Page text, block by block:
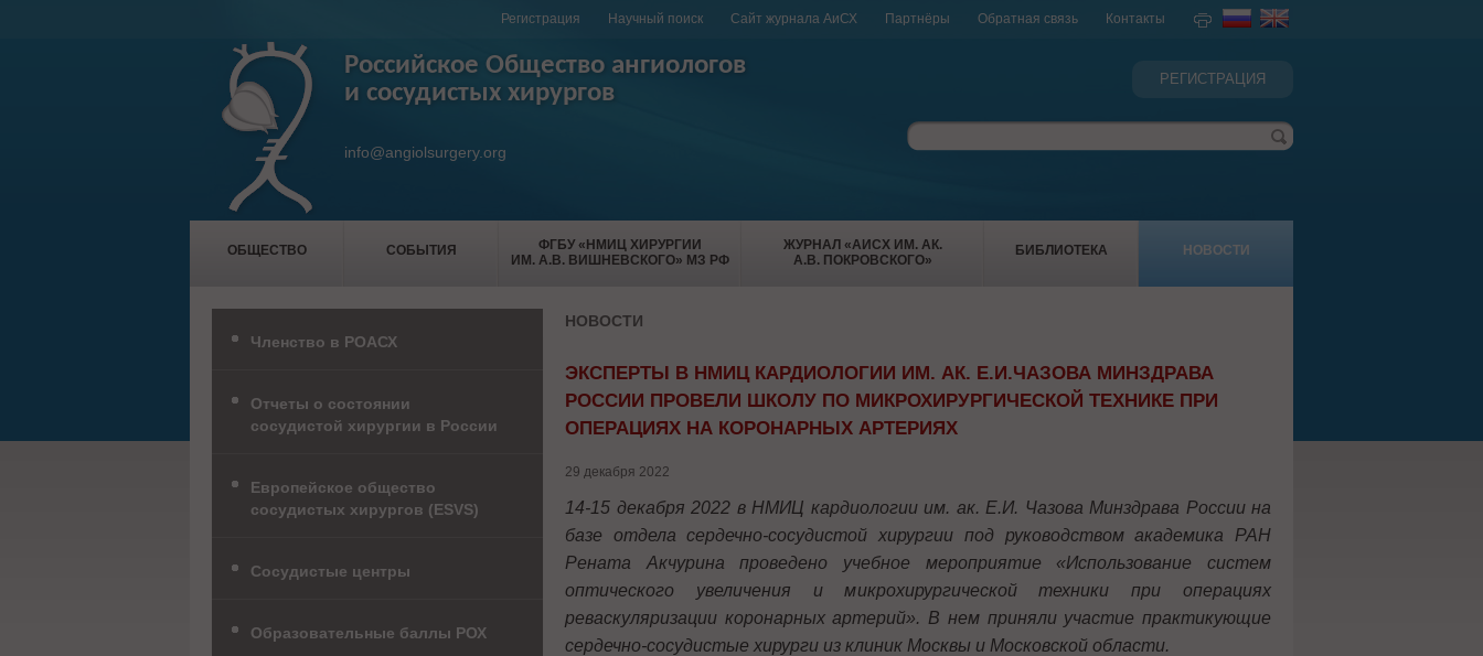
Регистрация Научный поиск Сайт журнала АиСХ Партнёры Обратная связь Контакты
Российское Общество ангиологов
и сосудистых хирургов
info@angiolsurgery.org
РЕГИСТРАЦИЯ
ОБЩЕСТВО СОБЫТИЯ
ФГБУ «НМИЦ ХИРУРГИИ
ИМ. А.В. ВИШНЕВСКОГО» МЗ РФ
ЖУРНАЛ «АИСХ ИМ. АК.
А.В. ПОКРОВСКОГО»
БИБЛИОТЕКА НОВОСТИ
НОВОСТИ
ЭКСПЕРТЫ В НМИЦ КАРДИОЛОГИИ ИМ. АК. Е.И.ЧАЗОВА МИНЗДРАВА
РОССИИ ПРОВЕЛИ ШКОЛУ ПО МИКРОХИРУРГИЧЕСКОЙ ТЕХНИКЕ ПРИ
ОПЕРАЦИЯХ НА КОРОНАРНЫХ АРТЕРИЯХ
29 декабря 2022
14-15 декабря 2022 в НМИЦ кардиологии им. ак. Е.И. Чазова Минздрава России на
базе отдела сердечно-сосудистой хирургии под руководством академика РАН
Рената Акчурина проведено учебное мероприятие «Использование систем
оптического увеличения и микрохирургической техники при операциях
реваскуляризации коронарных артерий». В нем приняли участие практикующие
сердечно-сосудистые хирурги из клиник Москвы и Московской области.
Членство в РОАСХ
Отчеты о состоянии
сосудистой хирургии в России
Европейское общество
сосудистых хирургов (ESVS)
Сосудистые центры
Образовательные баллы РОХ